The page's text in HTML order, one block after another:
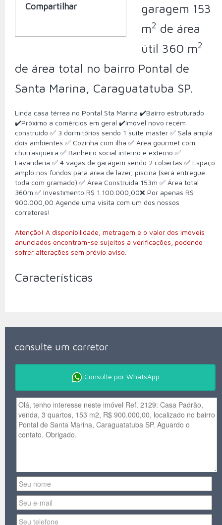
Compartilhar
garagem 153
m2 de área
útil 360 m2
de área total no bairro Pontal de
Santa Marina, Caraguatatuba SP.
Linda casa térrea no Pontal Sta Marina ✔️Bairro estruturado
✔️Próximo a comércios em geral ✔️Imóvel novo recém
construído ✅ 3 dormitórios sendo 1 suíte master ✅ Sala ampla
dois ambientes ✅️ Cozinha com ilha ✅ Área gourmet com
churrasqueira ✅ Banheiro social interno e externo ✅
Lavanderia ✅️ 4 vagas de garagem sendo 2 cobertas ✅ Espaço
amplo nos fundos para área de lazer, piscina (será entregue
toda com gramado) ✅ Área Construída 153m ✅ Área total
360m ✅ Investimento R$ 1.100.000,00❌ Por apenas R$
900.000,00 Agende uma visita com um dos nossos
corretores!
Atenção! A disponibilidade, metragem e o valor dos imóveis
anunciados encontram-se sujeitos a verificações, podendo
sofrer alterações sem prévio aviso.
Características
consulte um corretor
Consulte por WhatsApp